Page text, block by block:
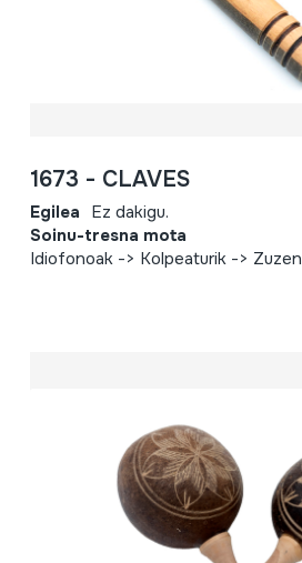
1673 - CLAVES
Egilea Ez dakigu.
Soinu-tresna mota
Idiofonoak -> Kolpeaturik -> Zuzen